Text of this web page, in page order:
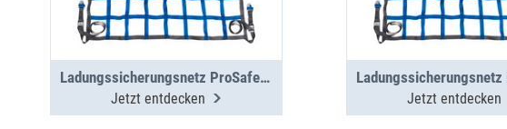
Ladungssicherungsnetz ProSafe 200daN, 775 x 900
Jetzt entdecken Jetzt entdecken